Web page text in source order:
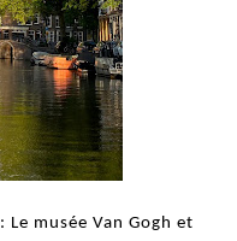
: Le musée Van Gogh et